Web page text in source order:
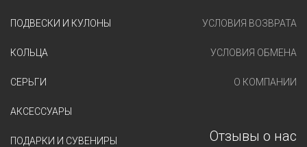
ПОДВЕСКИ И КУЛОНЫ
КОЛЬЦА
СЕРЬГИ
АКСЕССУАРЫ
ПОДАРКИ И СУВЕНИРЫ
УСЛОВИЯ ВОЗВРАТА
УСЛОВИЯ ОБМЕНА
О КОМПАНИИ
Отзывы о нас